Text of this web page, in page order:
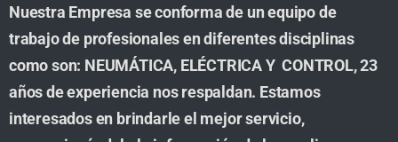
Nuestra Empresa se conforma de un equipo de
trabajo de profesionales en diferentes disciplinas
como son: NEUMÁTICA, ELÉCTRICA Y CONTROL, 23
años de experiencia nos respaldan. Estamos
interesados en brindarle el mejor servicio,